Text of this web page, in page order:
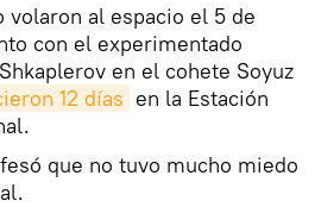
volaron al espacio el 5 de
con el experimentado
en el cohete Soyuz
12 días en la Estación
que no tuvo mucho miedo